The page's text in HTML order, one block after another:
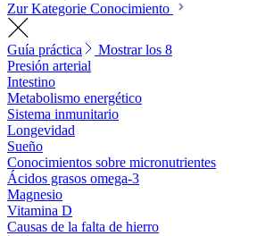
Zur Kategorie Conocimiento
Guía práctica
Mostrar los 8
Presión arterial
Intestino
Metabolismo energético
Sistema inmunitario
Longevidad
Sueño
Conocimientos sobre micronutrientes
Ácidos grasos omega-3
Magnesio
Vitamina D
Causas de la falta de hierro